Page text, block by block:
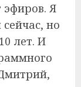
эфиров. Я
но
лет. И